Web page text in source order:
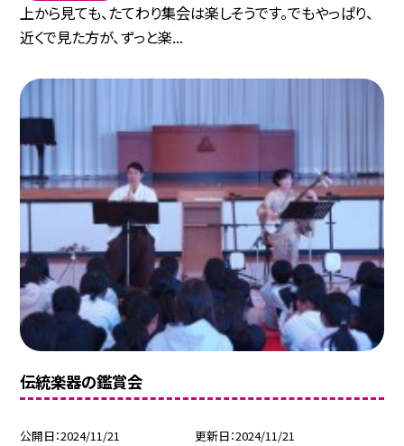
上から見ても、たてわり集会は楽しそうです。でもやっぱり、
近くで見た方が、ずっと楽...
伝統楽器の鑑賞会
公開日 2024/11/21 更新日 2024/11/21